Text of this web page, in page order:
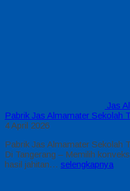
Jas
Pabrik Jas Almamater Sekolah
4 April 2026
Pabrik Jas Almamater Sekolah
Di Tangerang – Memilih
hasil jahitan… selengkapnya